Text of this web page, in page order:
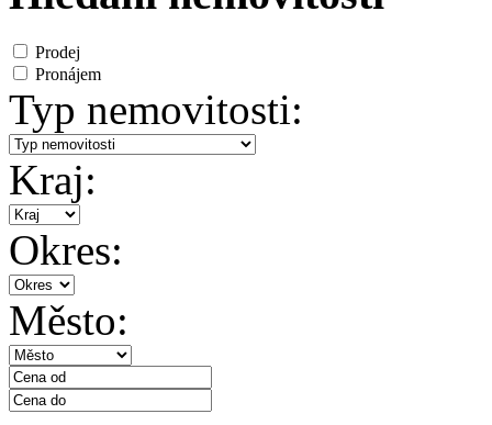
Prodej
Pronájem
Typ nemovitosti:
Kraj:
Okres:
Město: